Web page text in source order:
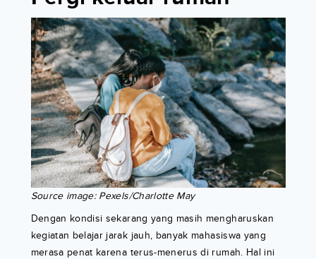
Source image: Pexels/Charlotte May
Dengan kondisi sekarang yang masih mengharuskan
kegiatan belajar jarak jauh, banyak mahasiswa yang
merasa penat karena terus-menerus di rumah. Hal ini